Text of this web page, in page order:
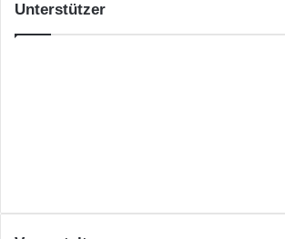
Unterstützer